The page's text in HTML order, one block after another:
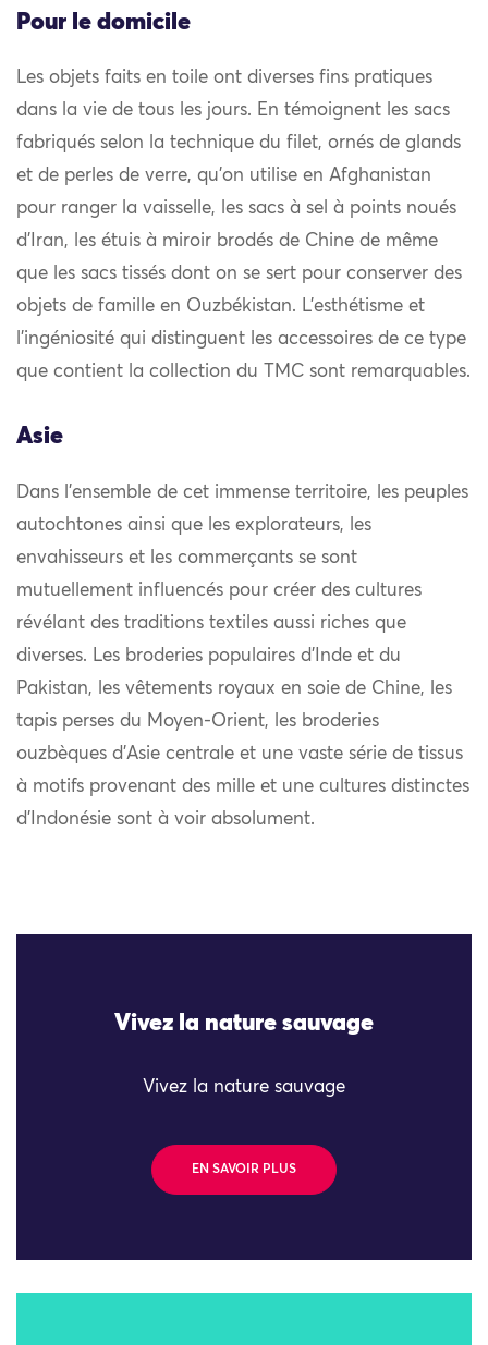
Pour le domicile
Les objets faits en toile ont diverses fins pratiques
dans la vie de tous les jours. En témoignent les sacs
fabriqués selon la technique du filet, ornés de glands
et de perles de verre, qu’on utilise en Afghanistan
pour ranger la vaisselle, les sacs à sel à points noués
d’Iran, les étuis à miroir brodés de Chine de même
que les sacs tissés dont on se sert pour conserver des
objets de famille en Ouzbékistan. L’esthétisme et
l’ingéniosité qui distinguent les accessoires de ce type
que contient la collection du TMC sont remarquables.
Asie
Dans l’ensemble de cet immense territoire, les peuples
autochtones ainsi que les explorateurs, les
envahisseurs et les commerçants se sont
mutuellement influencés pour créer des cultures
révélant des traditions textiles aussi riches que
diverses. Les broderies populaires d’Inde et du
Pakistan, les vêtements royaux en soie de Chine, les
tapis perses du Moyen-Orient, les broderies
ouzbèques d’Asie centrale et une vaste série de tissus
à motifs provenant des mille et une cultures distinctes
d’Indonésie sont à voir absolument.
Vivez la nature sauvage
Vivez la nature sauvage
EN SAVOIR PLUS